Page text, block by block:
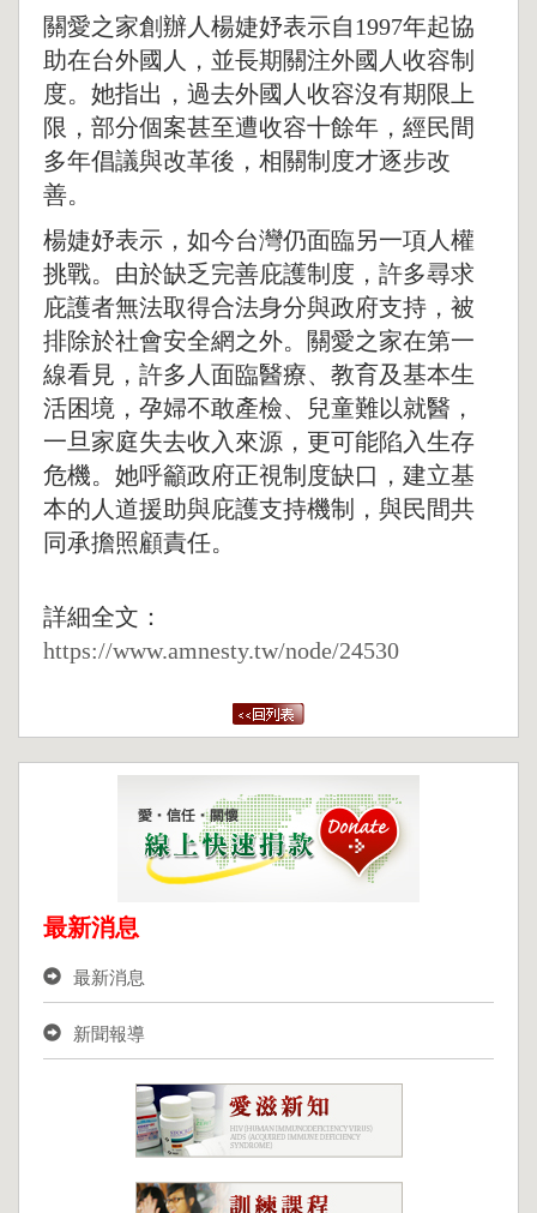
關愛之家創辦人楊婕妤表示自1997年起協
助在台外國人，並長期關注外國人收容制
度。她指出，過去外國人收容沒有期限上
限，部分個案甚至遭收容十餘年，經民間
多年倡議與改革後，相關制度才逐步改
善。
楊婕妤表示，如今台灣仍面臨另一項人權
挑戰。由於缺乏完善庇護制度，許多尋求
庇護者無法取得合法身分與政府支持，被
排除於社會安全網之外。關愛之家在第一
線看見，許多人面臨醫療、教育及基本生
活困境，孕婦不敢產檢、兒童難以就醫，
一旦家庭失去收入來源，更可能陷入生存
危機。她呼籲政府正視制度缺口，建立基
本的人道援助與庇護支持機制，與民間共
同承擔照顧責任。
詳細全文：
https://www.amnesty.tw/node/24530
最新消息
最新消息
新聞報導